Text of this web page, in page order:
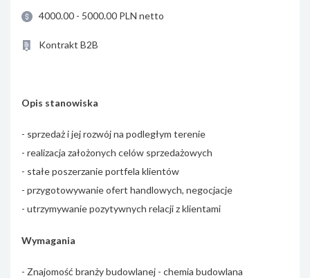
4000.00 - 5000.00 PLN netto
Kontrakt B2B
Opis stanowiska
- sprzedaż i jej rozwój na podległym terenie
- realizacja założonych celów sprzedażowych
- stałe poszerzanie portfela klientów
- przygotowywanie ofert handlowych, negocjacje
- utrzymywanie pozytywnych relacji z klientami
Wymagania
- Znajomość branży budowlanej - chemia budowlana